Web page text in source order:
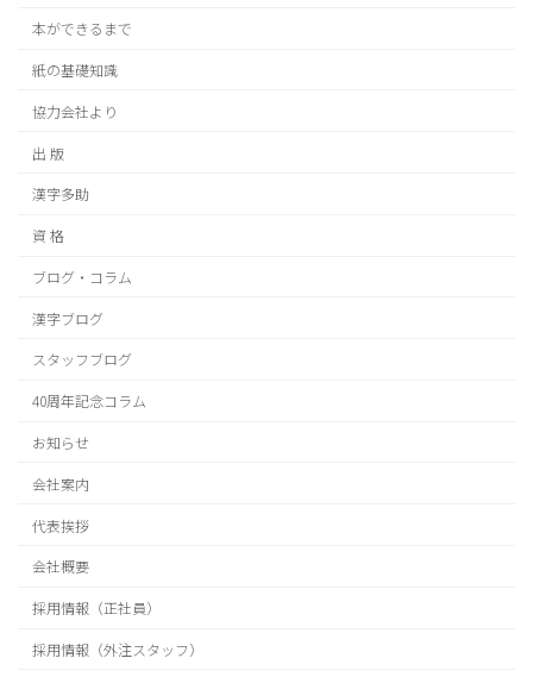
本ができるまで
紙の基礎知識
協力会社より
出 版
漢字多助
資 格
ブログ・コラム
漢字ブログ
スタッフブログ
40周年記念コラム
お知らせ
会社案内
代表挨拶
会社概要
採用情報（正社員）
採用情報（外注スタッフ）